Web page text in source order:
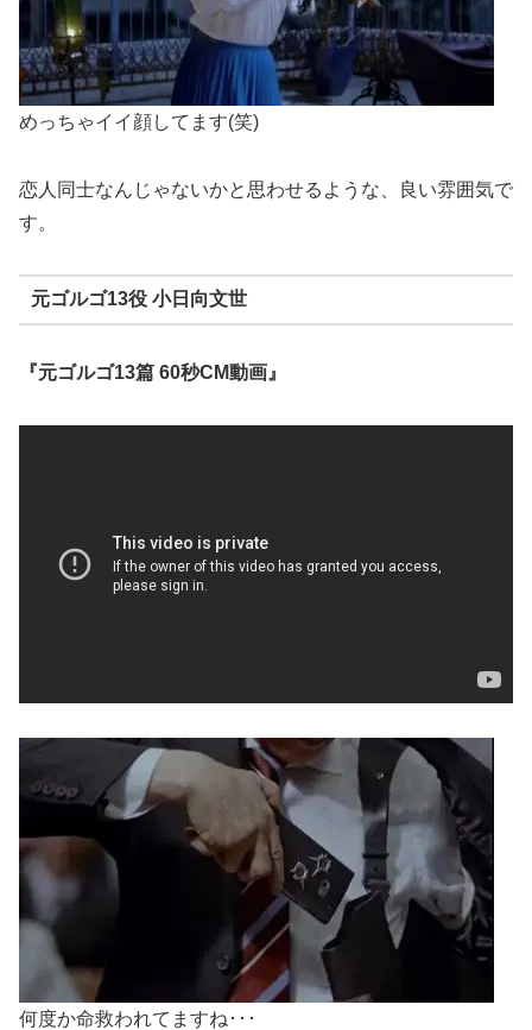
めっちゃイイ顔してます(笑)
恋人同士なんじゃないかと思わせるような、良い雰囲気で
す。
元ゴルゴ13役 小日向文世
『元ゴルゴ13篇 60秒CM動画』
何度か命救われてますね･･･